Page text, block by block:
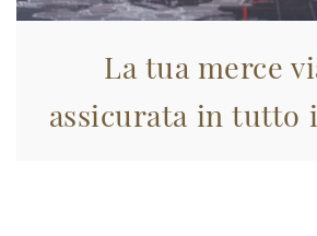
La tua merce
assicurata in tutto